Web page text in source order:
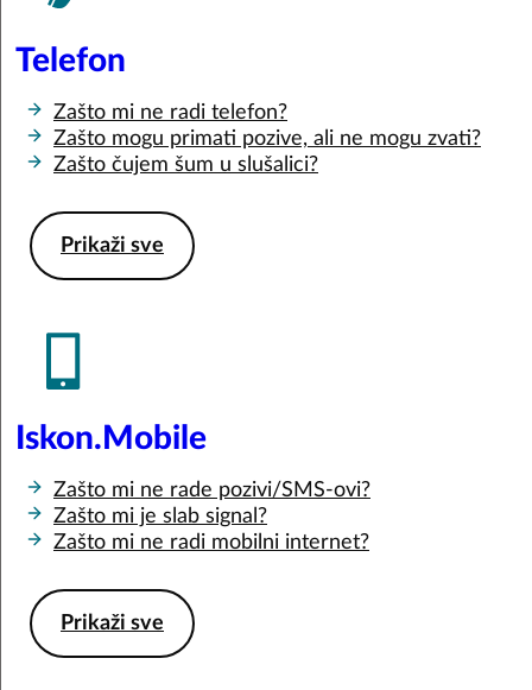
Telefon
Zašto mi ne radi telefon?
Zašto mogu primati pozive, ali ne mogu zvati?
Zašto čujem šum u slušalici?
Prikaži sve
Iskon.Mobile
Zašto mi ne rade pozivi/SMS-ovi?
Zašto mi je slab signal?
Zašto mi ne radi mobilni internet?
Prikaži sve